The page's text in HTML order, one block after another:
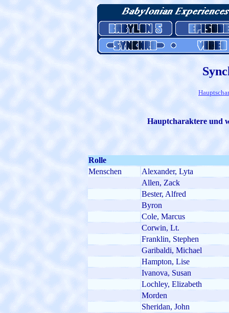
Hauptcharaktere und
Rolle
Menschen
Alexander, Lyta
Allen, Zack
Bester, Alfred
Byron
Cole, Marcus
Corwin, Lt.
Franklin, Stephen
Garibaldi, Michael
Hampton, Lise
Ivanova, Susan
Lochley, Elizabeth
Morden
Sheridan, John